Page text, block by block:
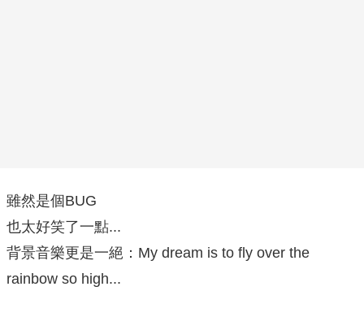
雖然是個BUG
也太好笑了一點...
背景音樂更是一絕：My dream is to fly over the
rainbow so high...